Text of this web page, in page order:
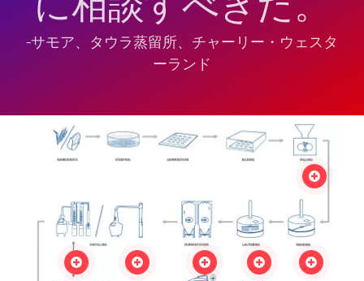
-サモア、タウラ蒸留所、チャーリー・ウェスタ
ーランド